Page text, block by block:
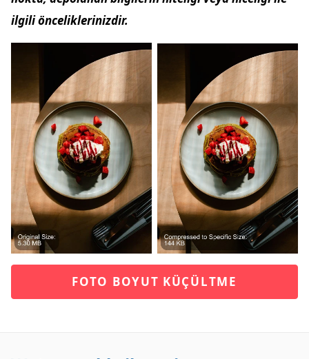
ilgili önceliklerinizdir.
FOTO BOYUT KÜÇÜLTME